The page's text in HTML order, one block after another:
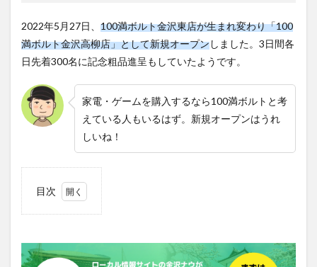
2022年5月27日、 100満ボルト金沢東店が生まれ変わり「100
満ボルト金沢高柳店」として新規オープンしました。3日間各
日先着300名に記念粗品進呈もしていたようです。
家電・ゲームを購入するなら100満ボルトと考
えている人もいるはず。新規オープンはうれ
しいね！
目次
ルト
金沢